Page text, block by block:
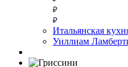
Итальянская
Уиллиам